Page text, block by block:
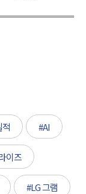
#AI
이즈
#LG 그램